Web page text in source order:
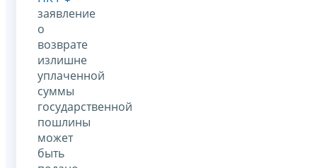
заявление
о
возврате
излишне
уплаченной
суммы
государственной
пошлины
может
быть